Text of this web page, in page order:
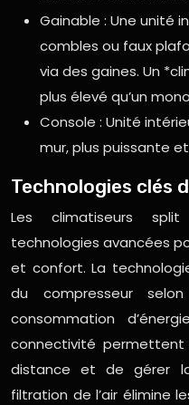
Gainable : Une unité
combles ou faux
via des gaines. Un
plus élevé qu’un
Console : Unité
mur, plus puissante
Technologies clés
Les climatiseurs
technologies avancées
et confort. La
du compresseur
consommation
connectivité
distance et de gérer
filtration de l’air élimine